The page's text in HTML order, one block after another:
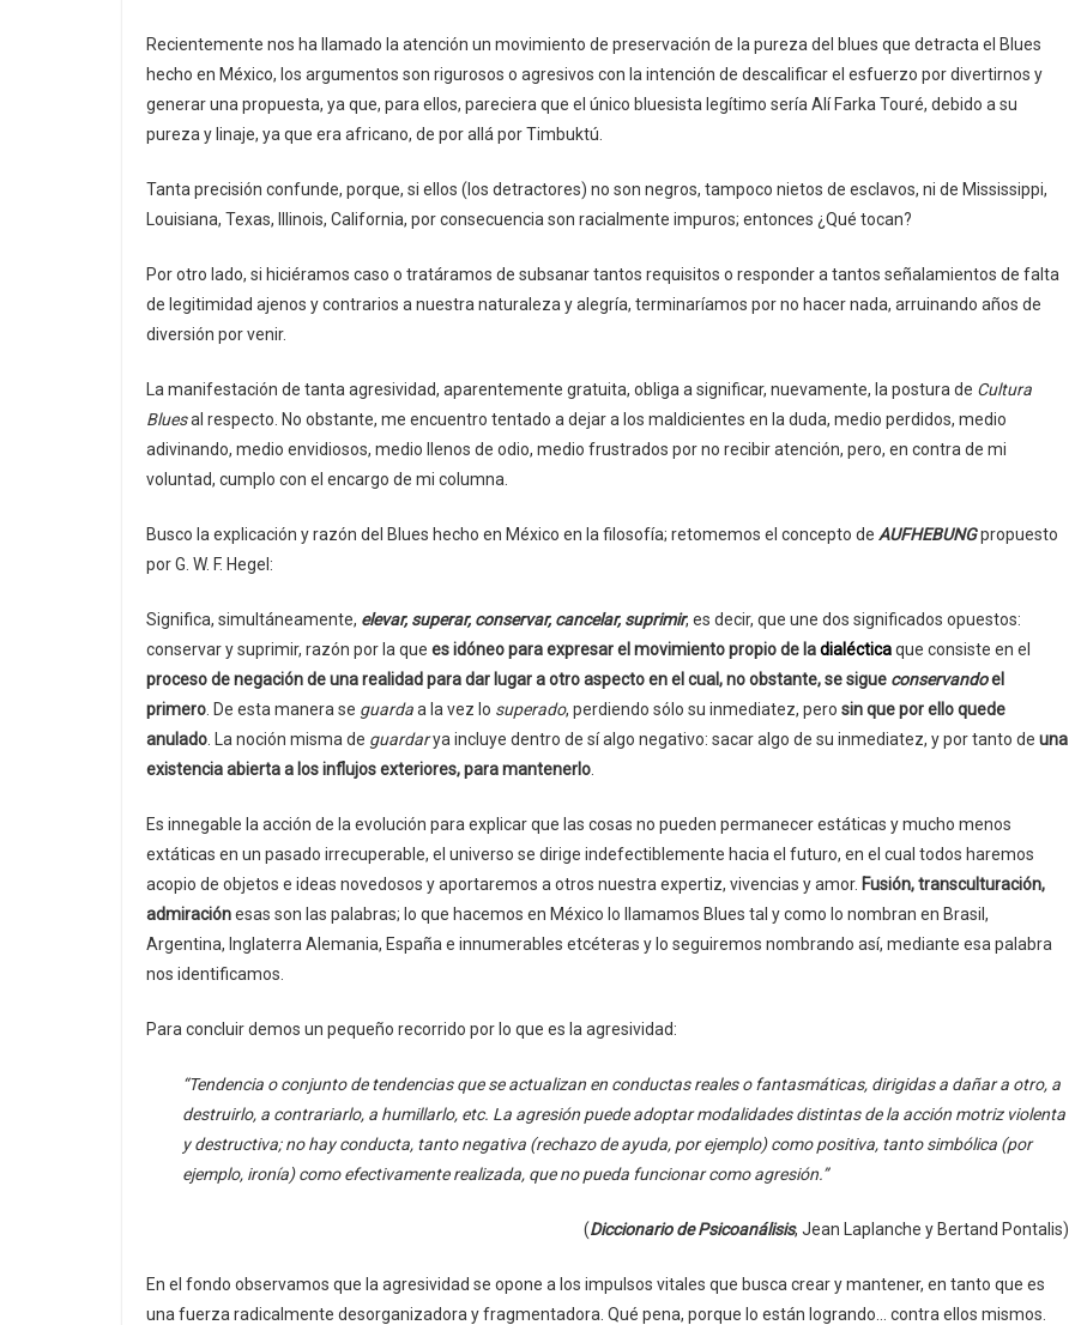
Recientemente nos ha llamado la atención un movimiento de preservación de la pureza del blues que detracta el Blues
hecho en México, los argumentos son rigurosos o agresivos con la intención de descalificar el esfuerzo por divertirnos y
generar una propuesta, ya que, para ellos, pareciera que el único bluesista legítimo sería Alí Farka Touré, debido a su
pureza y linaje, ya que era africano, de por allá por Timbuktú.
Tanta precisión confunde, porque, si ellos (los detractores) no son negros, tampoco nietos de esclavos, ni de Mississippi,
Louisiana, Texas, Illinois, California, por consecuencia son racialmente impuros; entonces ¿Qué tocan?
Por otro lado, si hiciéramos caso o tratáramos de subsanar tantos requisitos o responder a tantos señalamientos de falta
de legitimidad ajenos y contrarios a nuestra naturaleza y alegría, terminaríamos por no hacer nada, arruinando años de
diversión por venir.
La manifestación de tanta agresividad, aparentemente gratuita, obliga a significar, nuevamente, la postura de Cultura
Bluesal respecto. No obstante, me encuentro tentado a dejar a los maldicientes en la duda, medio perdidos, medio
adivinando, medio envidiosos, medio llenos de odio, medio frustrados por no recibir atención, pero, en contra de mi
voluntad, cumplo con el encargo de mi columna.
Busco la explicación y razón del Blues hecho en México en la filosofía; retomemos el concepto de AUFHEBUNGpropuesto
por G. W. F. Hegel:
Significa, simultáneamente, elevar, superar, conservar, cancelar, suprimir, es decir, que une dos significados opuestos:
conservar y suprimir, razón por la que es idóneo para expresar el movimiento propio de ladialécticaque consiste en el
proceso de negación de una realidad para dar lugar a otro aspecto en el cual, no obstante, se sigue conservandoel
primero . De esta manera se guardaa la vez lo superado, perdiendo sólo su inmediatez, pero sin que por ello quede
anulado . La noción misma de guardarya incluye dentro de sí algo negativo: sacar algo de su inmediatez, y por tanto de una
existencia abierta a los influjos exteriores, para mantenerlo
Es innegable la acción de la evolución para explicar que las cosas no pueden permanecer estáticas y mucho menos
extáticas en un pasado irrecuperable, el universo se dirige indefectiblemente hacia el futuro, en el cual todos haremos
acopio de objetos e ideas novedosos y aportaremos a otros nuestra expertiz, vivencias y amor. Fusión, transculturación,
admiraciónesas son las palabras; lo que hacemos en México lo llamamos Blues tal y como lo nombran en Brasil,
Argentina, Inglaterra Alemania, España e innumerables etcéteras y lo seguiremos nombrando así, mediante esa palabra
nos identificamos.
Para concluir demos un pequeño recorrido por lo que es la agresividad:
“Tendencia o conjunto de tendencias que se actualizan en conductas reales o fantasmáticas, dirigidas a dañar a otro, a
destruirlo, a contrariarlo, a humillarlo, etc. La agresión puede adoptar modalidades distintas de la acción motriz violenta
y destructiva; no hay conducta, tanto negativa (rechazo de ayuda, por ejemplo) como positiva, tanto simbólica (por
ejemplo, ironía) como efectivamente realizada, que no pueda funcionar como agresión.”
(Diccionario de Psicoanálisis, Jean Laplanche y Bertand Pontalis)
En el fondo observamos que la agresividad se opone a los impulsos vitales que busca crear y mantener, en tanto que es
una fuerza radicalmente desorganizadora y fragmentadora. Qué pena, porque lo están logrando… contra ellos mismos.